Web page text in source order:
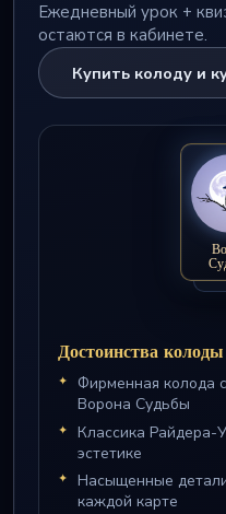
Ежедневный урок +
остаются в кабинете.
Купить колоду и
Достоинства колоды
Фирменная колода
Ворона Судьбы
Классика Райдера-
эстетике
Насыщенные
каждой карте